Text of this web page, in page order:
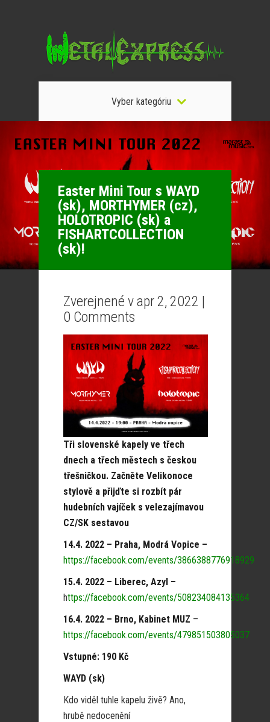
Vyber kategóriu
Easter Mini Tour s WAYD
(sk), MORTHYMER (cz),
HOLOTROPIC (sk) a
FISHARTCOLLECTION
(sk)!
Zverejnené v apr 2, 2022 |
0 Comments
Tři slovenské kapely ve třech
dnech a třech městech s českou
třešničkou. Začněte Velikonoce
stylově a přijďte si rozbít pár
hudebních vajíček s velezajímavou
CZ/SK sestavou
14.4. 2022 – Praha, Modrá Vopice –
https://facebook.com/events/3866388776918929
15.4. 2022 – Liberec, Azyl –
https://facebook.com/events/508234084135364
16.4. 2022 – Brno, Kabinet MUZ –
https://facebook.com/events/479851503805037
Vstupné: 190 Kč
WAYD (sk)
Kdo viděl tuhle kapelu živě? Ano,
hrubě nedocenění